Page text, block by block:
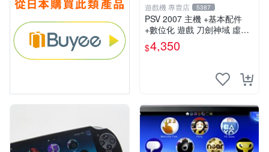
遊戲機 專賣店 5387
PSV 2007 主機 +基本配件
+數位化 遊戲 刀劍神域 虛空
幻界 保修一年
$4,350